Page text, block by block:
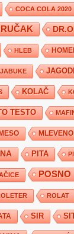
COCA COLA 2020
HLEB
JABUKE
KOLAČ
TESTO
MESO
PITA
POSNO
ROLAT
SIR